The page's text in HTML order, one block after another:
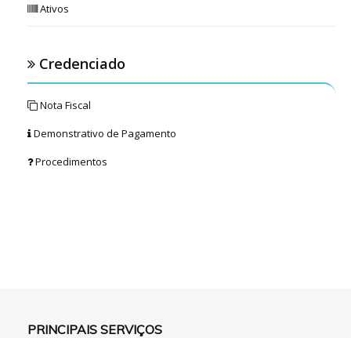
Ativos
Credenciado
Nota Fiscal
Demonstrativo de Pagamento
Procedimentos
PRINCIPAIS SERVIÇOS